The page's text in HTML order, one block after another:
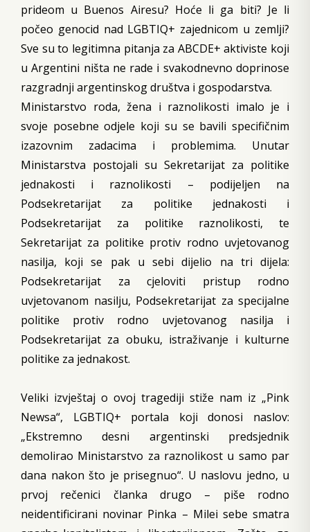
prideom u Buenos Airesu? Hoće li ga biti? Je li
počeo genocid nad LGBTIQ+ zajednicom u zemlji?
Sve su to legitimna pitanja za ABCDE+ aktiviste koji
u Argentini ništa ne rade i svakodnevno doprinose
razgradnji argentinskog društva i gospodarstva.
Ministarstvo roda, žena i raznolikosti imalo je i
svoje posebne odjele koji su se bavili specifičnim
izazovnim zadacima i problemima. Unutar
Ministarstva postojali su Sekretarijat za politike
jednakosti i raznolikosti – podijeljen na
Podsekretarijat za politike jednakosti i
Podsekretarijat za politike raznolikosti, te
Sekretarijat za politike protiv rodno uvjetovanog
nasilja, koji se pak u sebi dijelio na tri dijela:
Podsekretarijat za cjeloviti pristup rodno
uvjetovanom nasilju, Podsekretarijat za specijalne
politike protiv rodno uvjetovanog nasilja i
Podsekretarijat za obuku, istraživanje i kulturne
politike za jednakost.
Veliki izvještaj o ovoj tragediji stiže nam iz „Pink
Newsa“, LGBTIQ+ portala koji donosi naslov:
„Ekstremno desni argentinski predsjednik
demolirao Ministarstvo za raznolikost u samo par
dana nakon što je prisegnuo“. U naslovu jedno, u
prvoj rečenici članka drugo – piše rodno
neidentificirani novinar Pinka – Milei sebe smatra